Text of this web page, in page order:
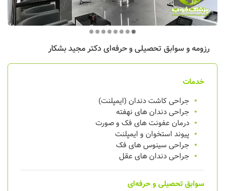
رزومه و سوابق تحصیلی و حرفه‌ای دکتر مجید بشکار
خدمات
جراحی کاشت دندان (ایمپلنت)
جراحی دندان های نهفته
درمان عفونت های فک و صورت
پیوند استخوان و ایمپلنت
جراحی سینوس های فک
جراحی دندان های عقل
سوابق تحصیلی و حرفه‌ای